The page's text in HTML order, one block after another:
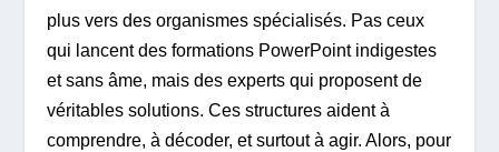
plus vers des organismes spécialisés. Pas ceux
qui lancent des formations PowerPoint indigestes
et sans âme, mais des experts qui proposent de
véritables solutions. Ces structures aident à
comprendre, à décoder, et surtout à agir. Alors, pour